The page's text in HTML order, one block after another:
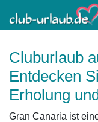
Cluburlaub
Entdecken
Erholung
Gran Canaria ist